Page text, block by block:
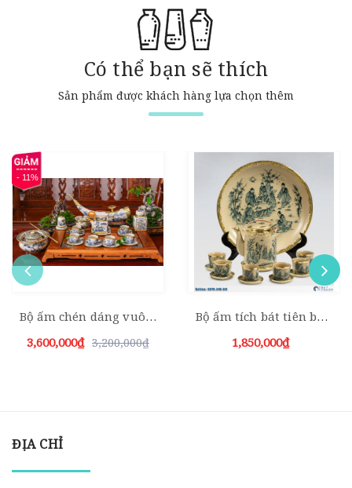
Có thể bạn sẽ thích
Sản phẩm được khách hàng lựa chọn thêm
- 11%
Bộ ấm chén dáng vuông men rạn cổ bọc đồng đầy đủ phụ kiện
3,600,000₫ 3,200,000₫
Bộ ấm tích bát tiên bọc đồng men rạn 1500ml kèm đĩa cảnh
1,850,000₫
ĐỊA CHỈ